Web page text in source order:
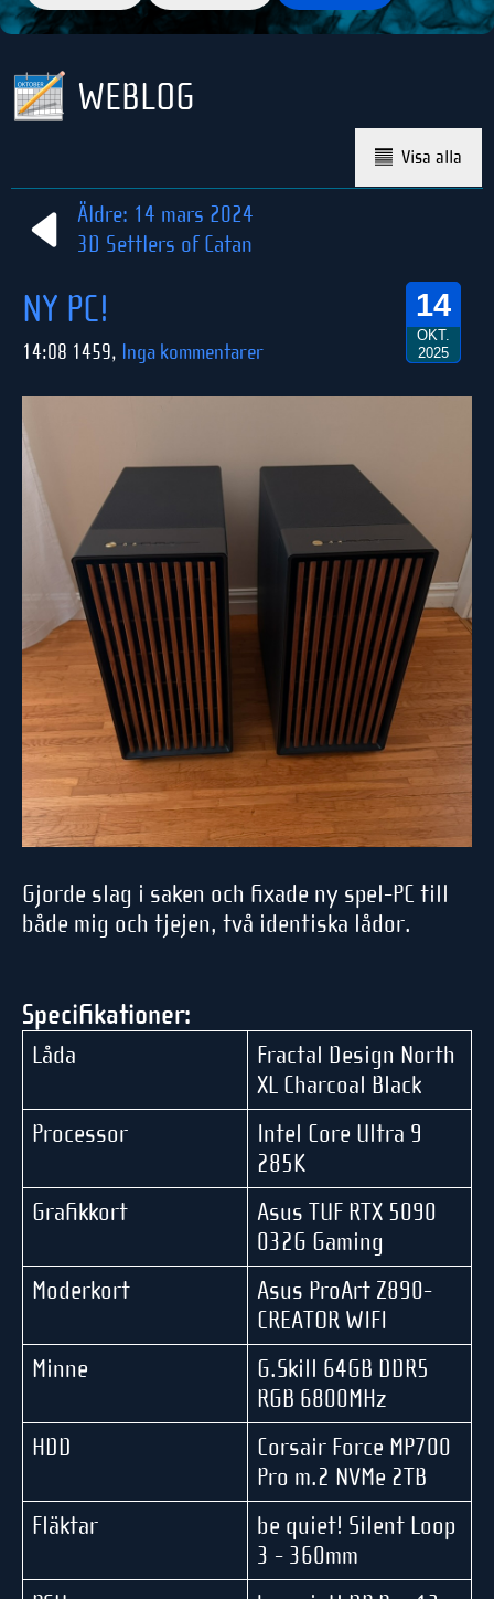
WEBLOG
Visa alla
Äldre: 14 mars 2024
3D Settlers of Catan
14
OKT.
2025
NY PC!
14:08 1459, Inga kommentarer
Gjorde slag i saken och fixade ny spel-PC till
både mig och tjejen, två identiska lådor.
Specifikationer:
Låda
Fractal Design North
XL Charcoal Black
Processor
Intel Core Ultra 9
285K
Grafikkort
Asus TUF RTX 5090
032G Gaming
Moderkort
Asus ProArt Z890-
CREATOR WIFI
Minne
G.Skill 64GB DDR5
RGB 6800MHz
HDD
Corsair Force MP700
Pro m.2 NVMe 2TB
Fläktar
be quiet! Silent Loop
3 - 360mm